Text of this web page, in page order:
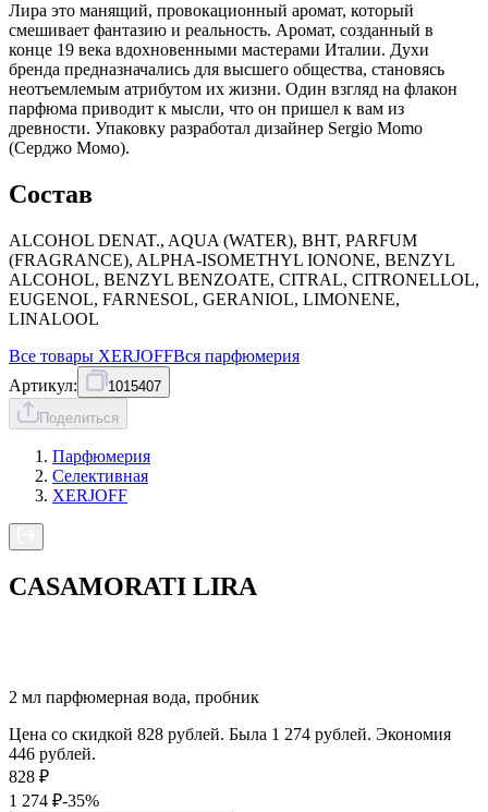
Лира это манящий, провокационный аромат, который
смешивает фантазию и реальность. Аромат, созданный в
конце 19 века вдохновенными мастерами Италии. Духи
бренда предназначались для высшего общества, становясь
неотъемлемым атрибутом их жизни. Один взгляд на флакон
парфюма приводит к мысли, что он пришел к вам из
древности. Упаковку разработал дизайнер Sergio Momo
(Серджо Момо).
Состав
ALCOHOL DENAT., AQUA (WATER), BHT, PARFUM
(FRAGRANCE), ALPHA-ISOMETHYL IONONE, BENZYL
ALCOHOL, BENZYL BENZOATE, CITRAL, CITRONELLOL,
EUGENOL, FARNESOL, GERANIOL, LIMONENE,
LINALOOL
Все товары XERJOFFВся парфюмерия
Артикул:
1015407
Поделиться
Парфюмерия
Селективная
XERJOFF
CASAMORATI LIRA
2 мл парфюмерная вода, пробник
Цена со скидкой 828 рублей. Была 1 274 рублей. Экономия
446 рублей.
828 ₽
1 274 ₽-35%